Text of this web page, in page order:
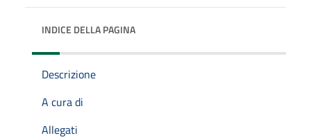
INDICE DELLA PAGINA
Descrizione
A cura di
Allegati